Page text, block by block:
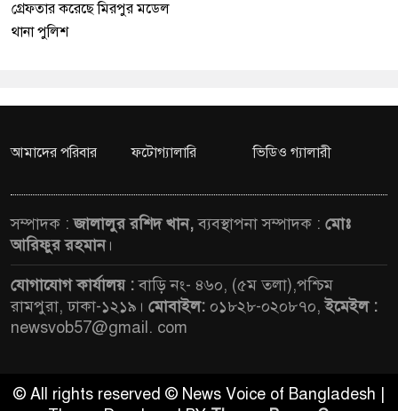
গ্রেফতার করেছে মিরপুর মডেল
থানা পুলিশ
আমাদের পরিবার ফটোগ্যালারি ভিডিও গ্যালারী
সম্পাদক :জালালুর রশিদ খান,ব্যবস্থাপনা সম্পাদক : মোঃ
আরিফুর রহমান।
যোগাযোগ কার্যালয় :বাড়ি নং- ৪৬০, (৫ম তলা),পশ্চিম
রামপুরা, ঢাকা-১২১৯। মোবাইল: ০১৮২৮-০২০৮৭০,ইমেইল :
newsvob57@gmail. com
© All rights reserved © News Voice of Bangladesh |